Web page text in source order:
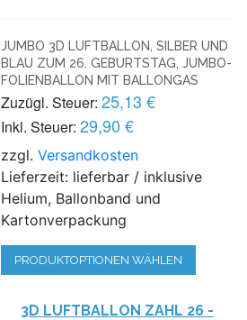
JUMBO 3D LUFTBALLON, SILBER UND
BLAU ZUM 26. GEBURTSTAG, JUMBO-
FOLIENBALLON MIT BALLONGAS
Zuzügl. Steuer: 25,13 €
Inkl. Steuer: 29,90 €
zzgl.Versandkosten
Lieferzeit: lieferbar / inklusive
Helium, Ballonband und
Kartonverpackung
PRODUKTOPTIONEN WÄHLEN
3D LUFTBALLON ZAHL 26 -